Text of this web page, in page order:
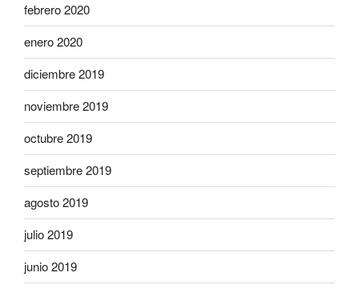
febrero 2020
enero 2020
diciembre 2019
noviembre 2019
octubre 2019
septiembre 2019
agosto 2019
julio 2019
junio 2019